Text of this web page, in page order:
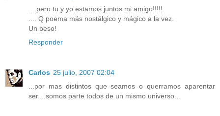
... pero tu y yo estamos juntos mi amigo!!!!!
.... Q poema más nostálgico y mágico a la vez.
Un beso!
Responder
Carlos 25 julio, 2007 02:04
...por mas distintos que seamos o querramos aparentar
ser....somos parte todos de un mismo universo...